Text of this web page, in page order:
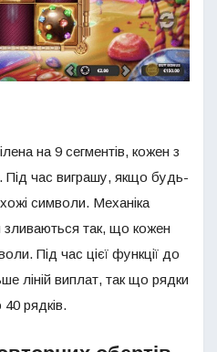
на 9 сегментів, кожен з
Під час виграшу, якщо будь-
символи. Механіка
зливаються так, що кожен
Під час цієї функції до
ліній виплат, так що рядки
40 рядків.